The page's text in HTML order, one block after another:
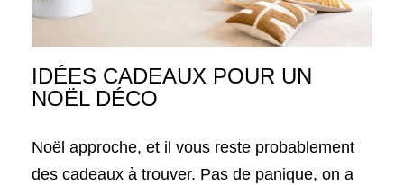
IDÉES CADEAUX POUR UN
NOËL DÉCO
Noël approche, et il vous reste probablement
des cadeaux à trouver. Pas de panique, on a